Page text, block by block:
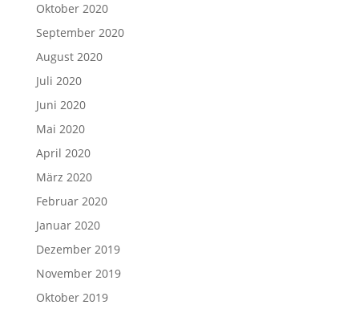
Oktober 2020
September 2020
August 2020
Juli 2020
Juni 2020
Mai 2020
April 2020
März 2020
Februar 2020
Januar 2020
Dezember 2019
November 2019
Oktober 2019